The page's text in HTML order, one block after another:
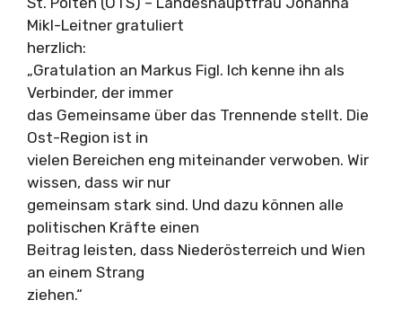
Mikl-Leitner gratuliert
herzlich:
„Gratulation an Markus Figl. Ich kenne ihn als
Verbinder, der immer
das Gemeinsame über das Trennende stellt. Die
Ost-Region ist in
vielen Bereichen eng miteinander verwoben. Wir
wissen, dass wir nur
gemeinsam stark sind. Und dazu können alle
politischen Kräfte einen
Beitrag leisten, dass Niederösterreich und Wien
an einem Strang
ziehen.“